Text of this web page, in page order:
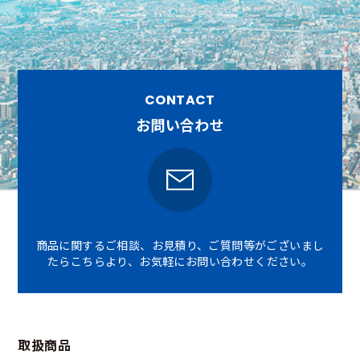
CONTACT
お問い合わせ
商品に関するご相談、お見積り、ご質問等がございまし
たら こちらより、お気軽にお問い合わせください。
取扱商品